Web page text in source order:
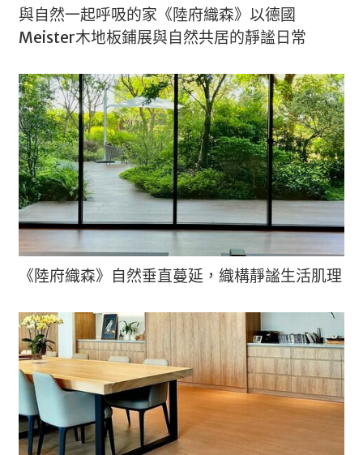
與自然一起呼吸的家《陸府織森》以德國
Meister木地板鋪展與自然共居的靜謐日常
《陸府織森》自然垂直蔓延，織構靜謐生活肌理